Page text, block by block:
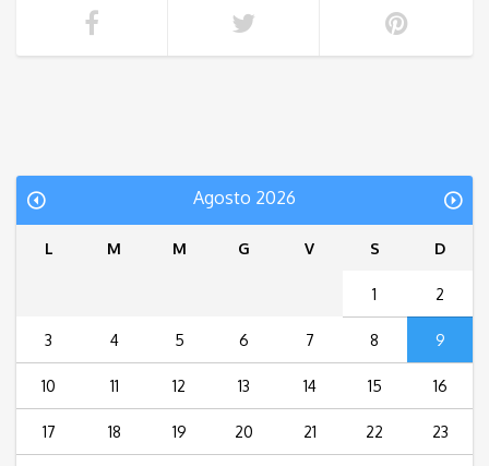
Agosto 2026
L M M G V S D
1 2
3 4 5 6 7 8 9
10 11 12 13 14 15 16
17 18 19 20 21 22 23